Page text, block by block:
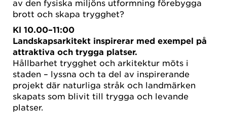
av den fysiska miljöns utformning förebygga
brott och skapa trygghet?
Kl 10.00–11:00
Landskapsarkitekt inspirerar med exempel på
attraktiva och trygga platser.
Hållbarhet trygghet och arkitektur möts i
staden – lyssna och ta del av inspirerande
projekt där naturliga stråk och landmärken
skapats som blivit till trygga och levande
platser.